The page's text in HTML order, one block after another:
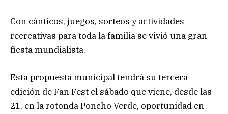
Con cánticos, juegos, sorteos y actividades
recreativas para toda la familia se vivió una gran
fiesta mundialista.
Esta propuesta municipal tendrá su tercera
edición de Fan Fest el sábado que viene, desde las
21, en la rotonda Poncho Verde, oportunidad en